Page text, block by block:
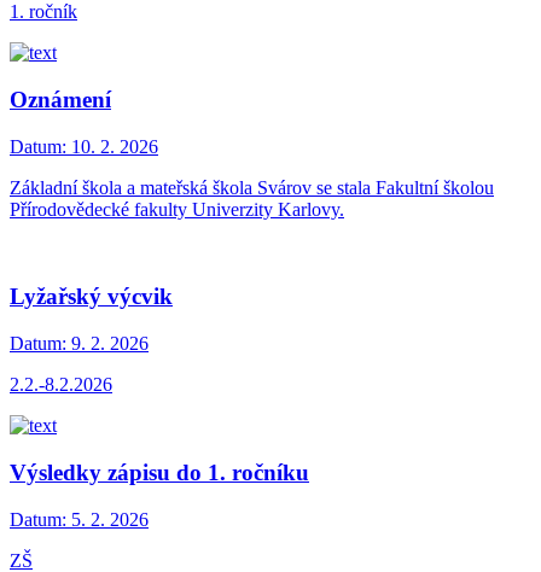
1. ročník
Oznámení
Datum: 10. 2. 2026
Základní škola a mateřská škola Svárov se stala Fakultní školou
Přírodovědecké fakulty Univerzity Karlovy.
Lyžařský výcvik
Datum: 9. 2. 2026
2.2.-8.2.2026
Výsledky zápisu do 1. ročníku
Datum: 5. 2. 2026
ZŠ